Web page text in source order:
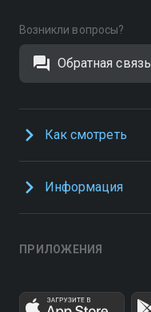
Возникли вопросы?
Обратная связь
Как смотреть
Информация
ПРИЛОЖЕНИЯ